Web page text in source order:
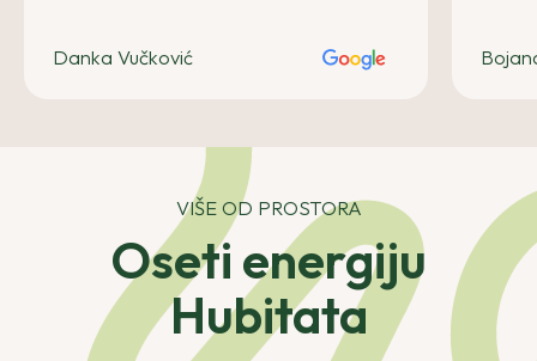
Danka Vučković
VIŠE OD PROSTORA
Oseti energiju
Hubitata